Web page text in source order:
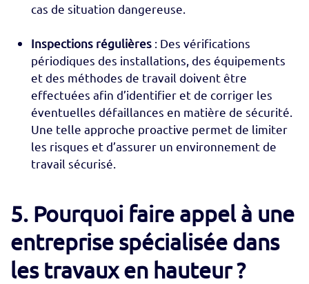
cas de situation dangereuse.
Inspections régulières : Des vérifications
périodiques des installations, des équipements
et des méthodes de travail doivent être
effectuées afin d’identifier et de corriger les
éventuelles défaillances en matière de sécurité.
Une telle approche proactive permet de limiter
les risques et d’assurer un environnement de
travail sécurisé.
5. Pourquoi faire appel à une
entreprise spécialisée dans
les travaux en hauteur ?